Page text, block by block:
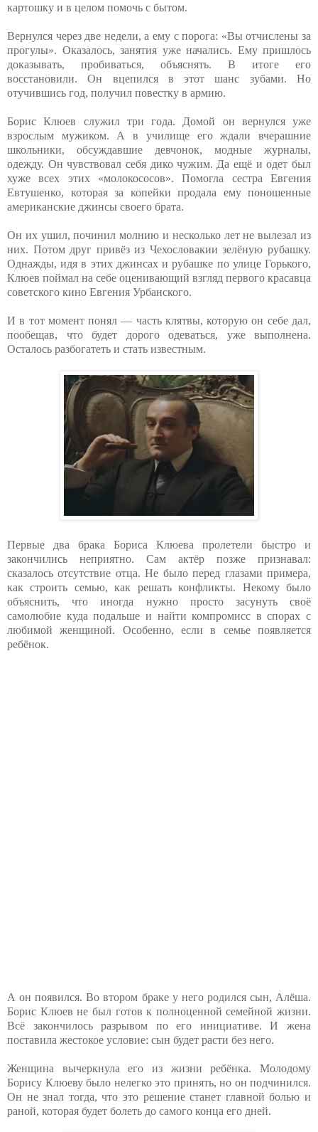
картошку и в целом помочь с бытом.
Вернулся через две недели, а ему с порога: «Вы отчислены за
прогулы». Оказалось, занятия уже начались. Ему пришлось
доказывать, пробиваться, объяснять. В итоге его
восстановили. Он вцепился в этот шанс зубами. Но
отучившись год, получил повестку в армию.
Борис Клюев служил три года. Домой он вернулся уже
взрослым мужиком. А в училище его ждали вчерашние
школьники, обсуждавшие девчонок, модные журналы,
одежду. Он чувствовал себя дико чужим. Да ещё и одет был
хуже всех этих «молокососов». Помогла сестра Евгения
Евтушенко, которая за копейки продала ему поношенные
американские джинсы своего брата.
Он их ушил, починил молнию и несколько лет не вылезал из
них. Потом друг привёз из Чехословакии зелёную рубашку.
Однажды, идя в этих джинсах и рубашке по улице Горького,
Клюев поймал на себе оценивающий взгляд первого красавца
советского кино Евгения Урбанского.
И в тот момент понял — часть клятвы, которую он себе дал,
пообещав, что будет дорого одеваться, уже выполнена.
Осталось разбогатеть и стать известным.
Первые два брака Бориса Клюева пролетели быстро и
закончились неприятно. Сам актёр позже признавал:
сказалось отсутствие отца. Не было перед глазами примера,
как строить семью, как решать конфликты. Некому было
объяснить, что иногда нужно просто засунуть своё
самолюбие куда подальше и найти компромисс в спорах с
любимой женщиной. Особенно, если в семье появляется
ребёнок.
А он появился. Во втором браке у него родился сын, Алёша.
Борис Клюев не был готов к полноценной семейной жизни.
Всё закончилось разрывом по его инициативе. И жена
поставила жестокое условие: сын будет расти без него.
Женщина вычеркнула его из жизни ребёнка. Молодому
Борису Клюеву было нелегко это принять, но он подчинился.
Он не знал тогда, что это решение станет главной болью и
раной, которая будет болеть до самого конца его дней.